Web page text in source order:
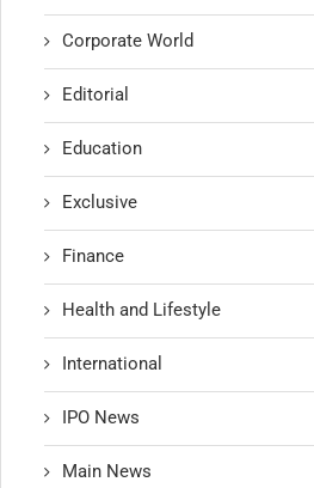
Corporate World
Editorial
Education
Exclusive
Finance
Health and Lifestyle
International
IPO News
Main News